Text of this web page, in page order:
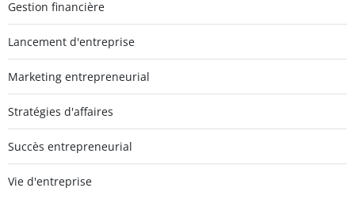
Gestion financière
Lancement d'entreprise
Marketing entrepreneurial
Stratégies d'affaires
Succès entrepreneurial
Vie d'entreprise